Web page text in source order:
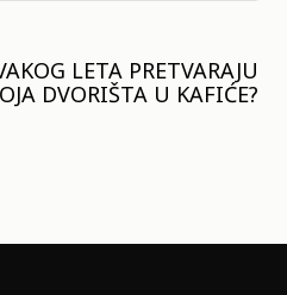
LETA PRETVARAJU
DVORIŠTA U KAFIĆE?